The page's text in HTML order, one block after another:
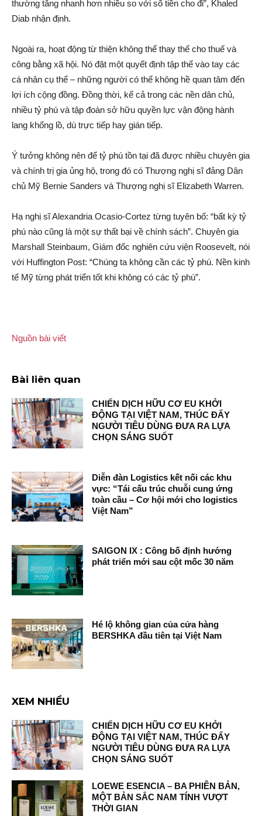
thường tăng nhanh hơn nhiều so với số tiền cho đi”, Khaled
Diab nhậ‌n định.
Ngoài ra, hoạt độn‌g từ thiện không thể thay thế cho thu‌ế và
công bằng xã hội. Nó đặt một quyết định tập thể vào tay các
cá nhân cụ thể – những người có thể không hề quan tâm đến
lợi ích cộng đồng. Đồng thời, kể cả trong các nền dân chủ,
nhiều tỷ phú và tập đoàn sở hữu quyền lực vận độn‌g hành
lang khổng lồ, dù trực tiếp hay gián tiếp.
Ý tưởng không nên để tỷ phú tồn tại đã được nhiều chuyên gia
và chính trị gia ủng hộ, trong đó có Thượng nghị sĩ đảng Dân
chủ Mỹ Bernie Sanders và Thượng nghị sĩ Elizabeth Warren.
Hạ nghị sĩ Alexandria Ocasio-Cortez từng tuyên bố: “bấ‌t kỳ tỷ
phú nào cũng là một sự thất bại về chính sách”. Chuyên gia
Marshall Steinbaum, Giám đốc nghiên cứ‌u việ‌n Roosevelt, nói
với Huffington Post: “Chúng ta không cần các tỷ phú. Nền kinh
tế Mỹ từng phát triển tốt khi không có các tỷ phú”.
Nguồn bài viết
Bài liên quan
CHIẾN DỊCH HỮU CƠ EU KHỞI
ĐỘNG TẠI VIỆT NAM, THÚC ĐẨY
NGƯỜI TIÊU DÙNG ĐƯA RA LỰA
CHỌN SÁNG SUỐT
Diễn đàn Logistics kết nối các khu
vực: “Tái cấu trúc chuỗi cung ứng
toàn cầu – Cơ hội mới cho logistics
Việt Nam”
SAIGON IX : Công bố định hướng
phát triển mới sau cột mốc 30 năm
Hé lộ không gian của cửa hàng
BERSHKA đầu tiên tại Việt Nam
XEM NHIỀU
CHIẾN DỊCH HỮU CƠ EU KHỞI
ĐỘNG TẠI VIỆT NAM, THÚC ĐẨY
NGƯỜI TIÊU DÙNG ĐƯA RA LỰA
CHỌN SÁNG SUỐT
LOEWE ESENCIA – BA PHIÊN BẢN,
MỘT BẢN SẮC NAM TÍNH VƯỢT
THỜI GIAN